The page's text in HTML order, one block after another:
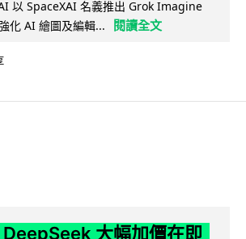
以 SpaceXAI 名義推出 Grok Imagine
化 AI 繪圖及編輯...
閱讀全文
大幅加價在即